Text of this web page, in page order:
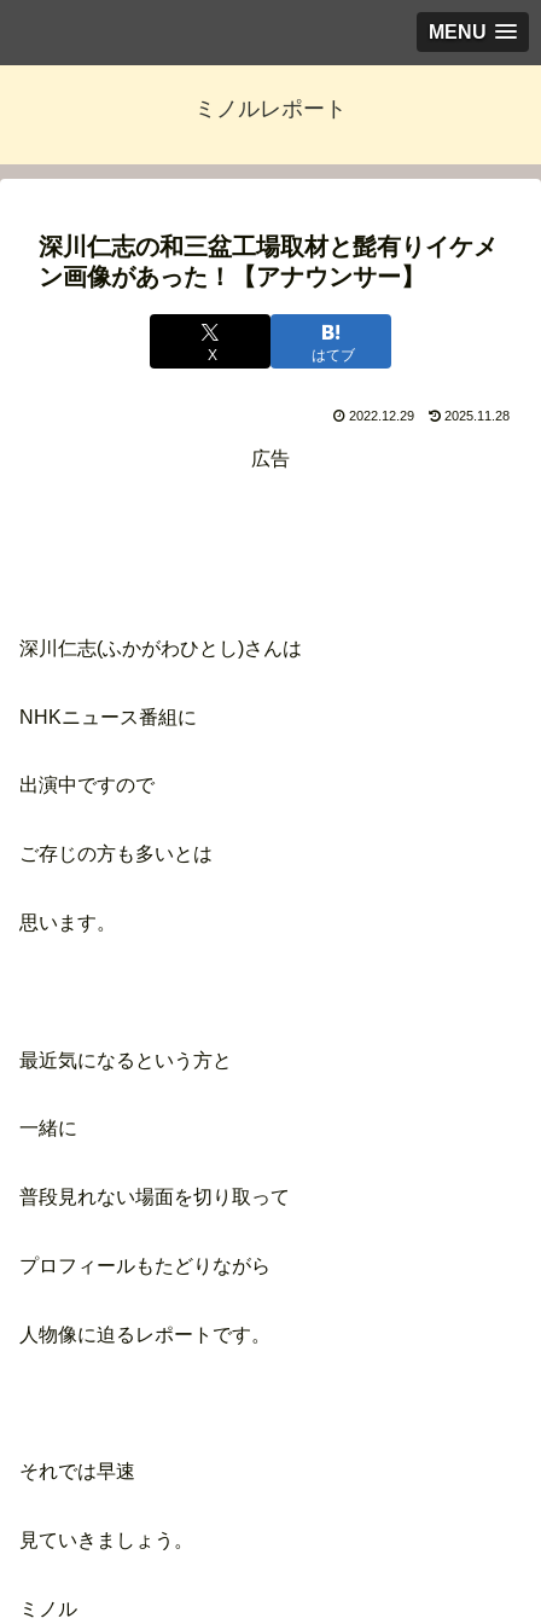
MENU
ミノルレポート
深川仁志の和三盆工場取材と髭有りイケメ
ン画像があった！【アナウンサー】
X はてブ
2022.12.29 2025.11.28
広告
深川仁志(ふかがわひとし)さんは
NHKニュース番組に
出演中ですので
ご存じの方も多いとは
思います。
最近気になるという方と
一緒に
普段見れない場面を切り取って
プロフィールもたどりながら
人物像に迫るレポートです。
それでは早速
見ていきましょう。
ミノル